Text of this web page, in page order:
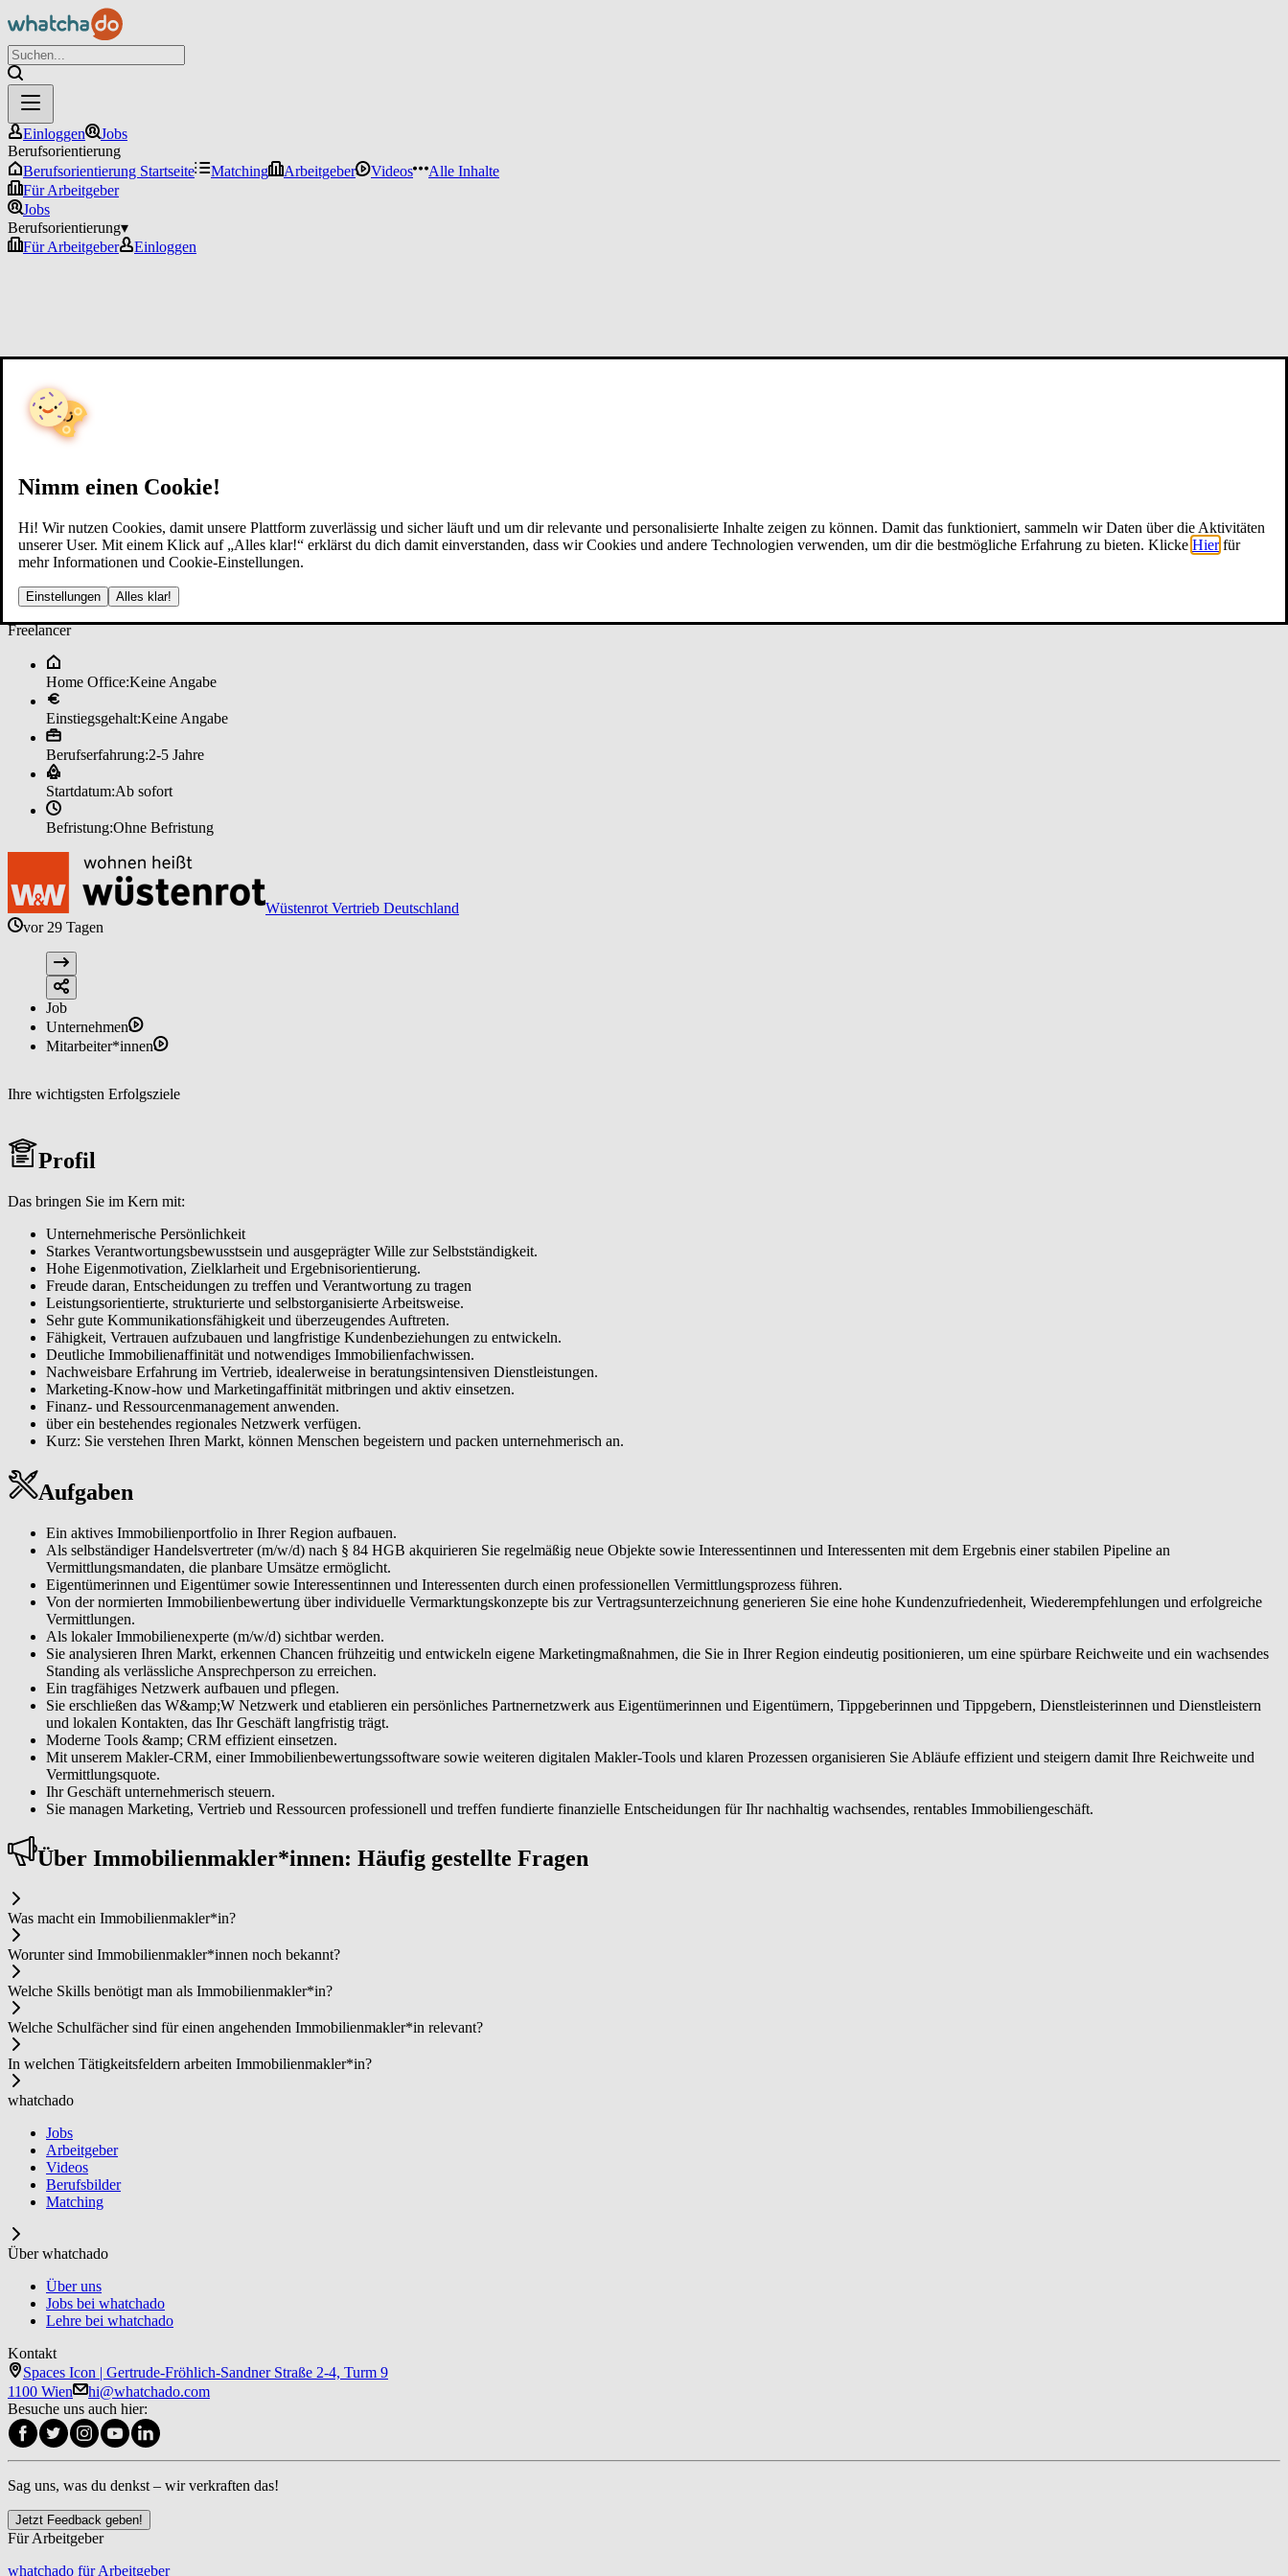
Nimm einen Cookie!
Hi! Wir nutzen Cookies, damit unsere Plattform zuverlässig und sicher läuft und um dir relevante und personalisierte Inhalte zeigen zu können. Damit das funktioniert, sammeln wir Daten über die Aktivitäten
unserer User. Mit einem Klick auf „Alles klar!“ erklärst du dich damit einverstanden, dass wir Cookies und andere Technologien verwenden, um dir die bestmögliche Erfahrung zu bieten. Klicke Hier für
mehr Informationen und Cookie-Einstellungen.
Einstellungen Alles klar!
Einloggen
Jobs
Berufsorientierung
Berufsorientierung Startseite
Matching Arbeitgeber Videos
Alle Inhalte
Für Arbeitgeber
Jobs
Berufsorientierung▾
Für Arbeitgeber
Einloggen
Im­mo­bi­li­en­mak­ler (m/w/d) im ­Part­ner­ver­bun­d bei un­de­fi­ned
Freelancer
Home Office:Keine Angabe
Einstiegsgehalt:Keine Angabe
Berufserfahrung:2-5 Jahre
Startdatum:Ab sofort
Befristung:Ohne Befristung
Wüstenrot Vertrieb Deutschland
vor 29 Tagen
Job
Unternehmen
Mitarbeiter*innen
Ihre wichtigsten Erfolgsziele
Profil
Das bringen Sie im Kern mit:
Unternehmerische Persönlichkeit
Starkes Verantwortungsbewusstsein und ausgeprägter Wille zur Selbstständigkeit.
Hohe Eigenmotivation, Zielklarheit und Ergebnisorientierung.
Freude daran, Entscheidungen zu treffen und Verantwortung zu tragen
Leistungsorientierte, strukturierte und selbstorganisierte Arbeitsweise.
Sehr gute Kommunikationsfähigkeit und überzeugendes Auftreten.
Fähigkeit, Vertrauen aufzubauen und langfristige Kundenbeziehungen zu entwickeln.
Deutliche Immobilienaffinität und notwendiges Immobilienfachwissen.
Nachweisbare Erfahrung im Vertrieb, idealerweise in beratungsintensiven Dienstleistungen.
Marketing-Know-how und Marketingaffinität mitbringen und aktiv einsetzen.
Finanz- und Ressourcenmanagement anwenden.
über ein bestehendes regionales Netzwerk verfügen.
Kurz: Sie verstehen Ihren Markt, können Menschen begeistern und packen unternehmerisch an.
Aufgaben
Ein aktives Immobilienportfolio in Ihrer Region aufbauen.
Als selbständiger Handelsvertreter (m/w/d) nach § 84 HGB akquirieren Sie regelmäßig neue Objekte sowie Interessentinnen und Interessenten mit dem Ergebnis einer stabilen Pipeline an
Vermittlungsmandaten, die planbare Umsätze ermöglicht.
Eigentümerinnen und Eigentümer sowie Interessentinnen und Interessenten durch einen professionellen Vermittlungsprozess führen.
Von der normierten Immobilienbewertung über individuelle Vermarktungskonzepte bis zur Vertragsunterzeichnung generieren Sie eine hohe Kundenzufriedenheit, Wiederempfehlungen und erfolgreiche
Vermittlungen.
Als lokaler Immobilienexperte (m/w/d) sichtbar werden.
Sie analysieren Ihren Markt, erkennen Chancen frühzeitig und entwickeln eigene Marketingmaßnahmen, die Sie in Ihrer Region eindeutig positionieren, um eine spürbare Reichweite und ein wachsendes
Standing als verlässliche Ansprechperson zu erreichen.
Ein tragfähiges Netzwerk aufbauen und pflegen.
Sie erschließen das W&amp;W Netzwerk und etablieren ein persönliches Partnernetzwerk aus Eigentümerinnen und Eigentümern, Tippgeberinnen und Tippgebern, Dienstleisterinnen und Dienstleistern
und lokalen Kontakten, das Ihr Geschäft langfristig trägt.
Moderne Tools &amp; CRM effizient einsetzen.
Mit unserem Makler-CRM, einer Immobilienbewertungssoftware sowie weiteren digitalen Makler-Tools und klaren Prozessen organisieren Sie Abläufe effizient und steigern damit Ihre Reichweite und
Vermittlungsquote.
Ihr Geschäft unternehmerisch steuern.
Sie managen Marketing, Vertrieb und Ressourcen professionell und treffen fundierte finanzielle Entscheidungen für Ihr nachhaltig wachsendes, rentables Immobiliengeschäft.
Über Im­mo­bi­li­en­mak­ler*in­nen: Häufig gestellte Fragen
Was macht ein Im­mo­bi­li­en­mak­ler*in?
Worunter sind Im­mo­bi­li­en­mak­ler*in­nen noch bekannt?
Welche Skills benötigt man als Im­mo­bi­li­en­mak­ler*in?
Welche Schulfächer sind für einen angehenden Im­mo­bi­li­en­mak­ler*in relevant?
In welchen Tätigkeitsfeldern arbeiten Im­mo­bi­li­en­mak­ler*in?
whatchado
Jobs
Arbeitgeber
Videos
Berufsbilder
Matching
Über whatchado
Über uns
Jobs bei whatchado
Lehre bei whatchado
Kontakt
Spaces Icon | Gertrude-Fröhlich-Sandner Straße 2-4, Turm 9
1100 Wien
hi@whatchado.com
Besuche uns auch hier:
Sag uns, was du denkst – wir verkraften das!
Jetzt Feedback geben!
Für Arbeitgeber
whatchado für Arbeitgeber